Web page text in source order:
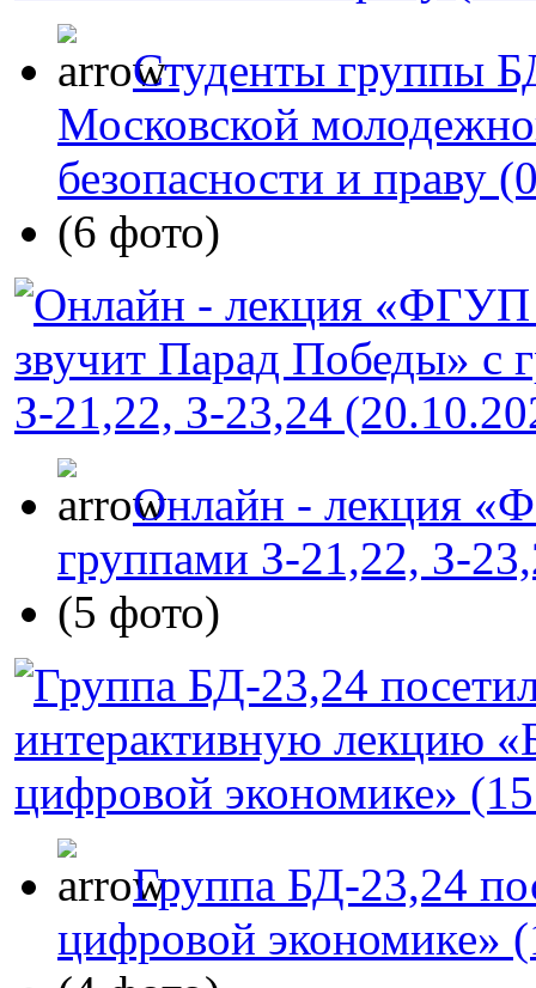
Cтуденты группы
Московской
безопасности и праву
(6 фото)
Онлайн - лекция
группами З-21,22, З-
(5 фото)
Группа БД-23,24
цифровой экономике»